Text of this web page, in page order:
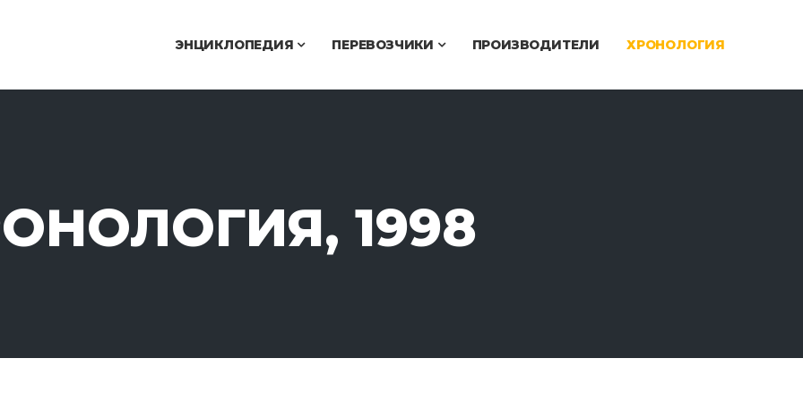
ЭНЦИКЛОПЕДИЯ ПЕРЕВОЗЧИКИ ПРОИЗВОДИТЕЛИ ХРОНОЛОГИЯ
1998